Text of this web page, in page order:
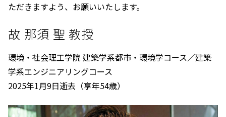
ただきますよう、お願いいたします。
故 那須 聖 教授
環境・社会理工学院 建築学系都市・環境学コース／建築
学系エンジニアリングコース
2025年1月9日逝去（享年54歳）